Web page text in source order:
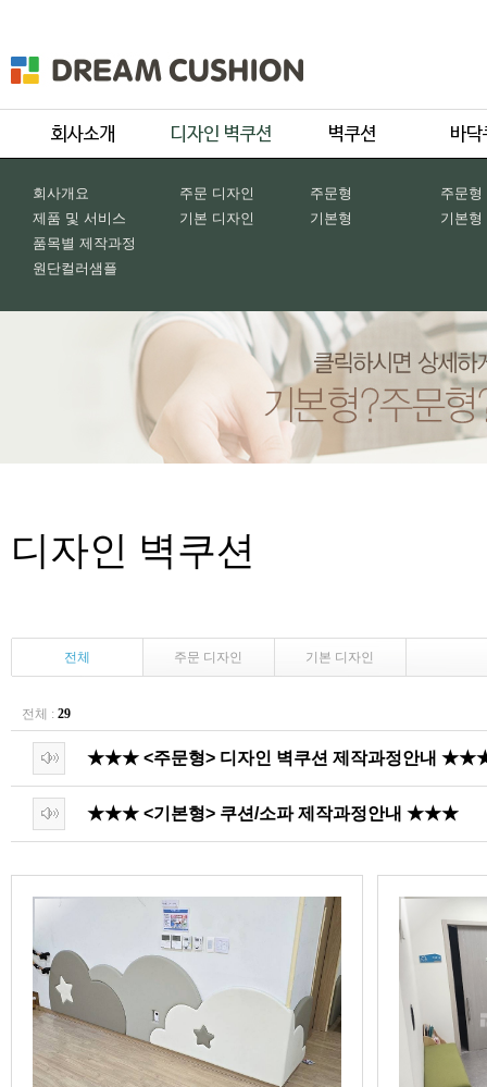
회사개요
제품 및 서비스
품목별 제작과정
원단컬러샘플
주문 디자인
기본 디자인
주문형
기본형
주문형
기본형
디자인 벽쿠션
전체 주문 디자인 기본 디자인
전체 : 29
★★★ <주문형> 디자인 벽쿠션 제작과정안내
★★★ <기본형> 쿠션/소파 제작과정안내 ★★★